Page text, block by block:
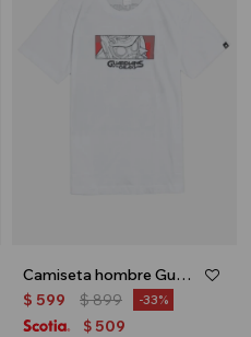
Camiseta hombre Guardians of the galaxy - Blanco
$ 599 $899 33
$ 509